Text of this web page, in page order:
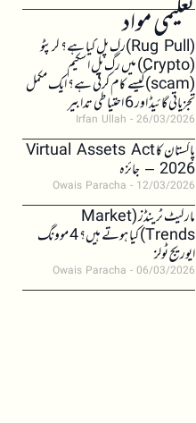
تعلیمی مواد(Rug Pull)رگ پل کیا ہے؟ کرپٹو
(Crypto) میں رگ پل اسکیم
(scam)کیسے کام کرتی ہے؟ ایک مکمل
تجزیاتی گائیڈ اور 6 احتیاطی تدابیر
Irfan Ullah 26/03/2026
پاکستان کا Virtual Assets Act
2026 – جائزہ
Owais Paracha 12/03/2026
مارکیٹ ٹرینڈز (Market
Trends) کیا ہوتے ہیں؟ 4 موونگ
ایوریج ٹولز
Owais Paracha 06/03/2026